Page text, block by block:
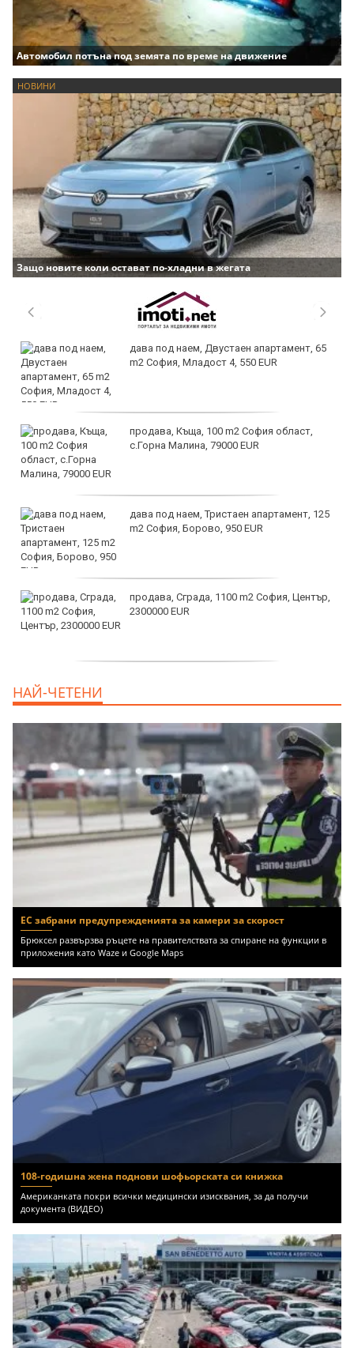
Автомобил потъна под земята по време на движение
НОВИНИ
Защо новите коли остават по-хладни в жегата
дава под наем, Двустаен апартамент, 65
m2 София, Младост 4, 550 EUR
продава, Къща, 100 m2 София област,
с.Горна Малина, 79000 EUR
дава под наем, Тристаен апартамент, 125
m2 София, Борово, 950 EUR
продава, Сграда, 1100 m2 София, Център,
2300000 EUR
НАЙ-ЧЕТЕНИ
ЕС забрани предупрежденията за камери за скорост
Брюксел развързва ръцете на правителствата за спиране на функции в
приложения като Waze и Google Maps
108-годишна жена поднови шофьорската си книжка
Американката покри всички медицински изисквания, за да получи
документа (ВИДЕО)